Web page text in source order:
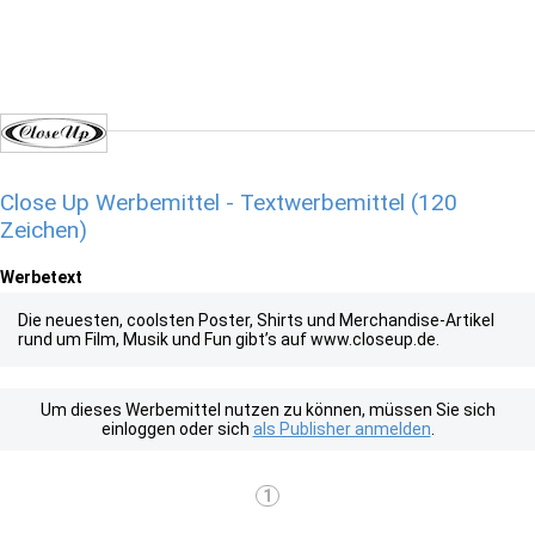
Close Up Werbemittel - Textwerbemittel (120
Zeichen)
Werbetext
Die neuesten, coolsten Poster, Shirts und Merchandise-Artikel
rund um Film, Musik und Fun gibt’s auf www.closeup.de.
Um dieses Werbemittel nutzen zu können, müssen Sie sich
einloggen oder sich als Publisher anmelden
1